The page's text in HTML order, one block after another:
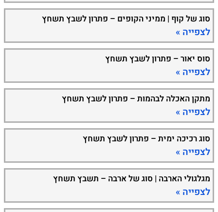
סוג של קוף | ממיני הקופים – פתרון לשבץ תשחץ
לצפייה »
סוס יאור – פתרון לשבץ תשחץ
לצפייה »
מתקן האכלה לבהמות – פתרון לשבץ תשחץ
לצפייה »
סוג רכיכה ימית – פתרון לשבץ תשחץ
לצפייה »
מגלגולי הארבה | סוג של ארבה – תשבץ תשחץ
לצפייה »